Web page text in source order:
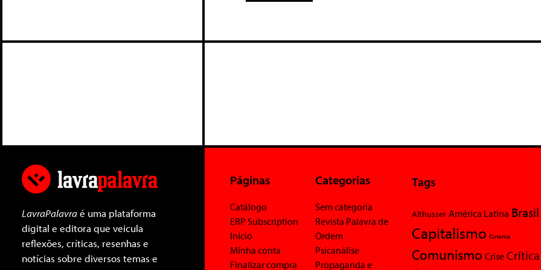
LavraPalavraé uma plataforma
digital e editora que veicula
reflexões, críticas, resenhas e
notícias sobre diversos temas e
Páginas
Catálogo
ERP Subscription
Início
Minha conta
Finalizar compra
Categorias
Sem categoria
Revista Palavra de
Ordem
Psicanálise
Propaganda e
Tags
Althusser América Latina Brasil
Capitalismo Cinema
Comunismo Crise Crítica